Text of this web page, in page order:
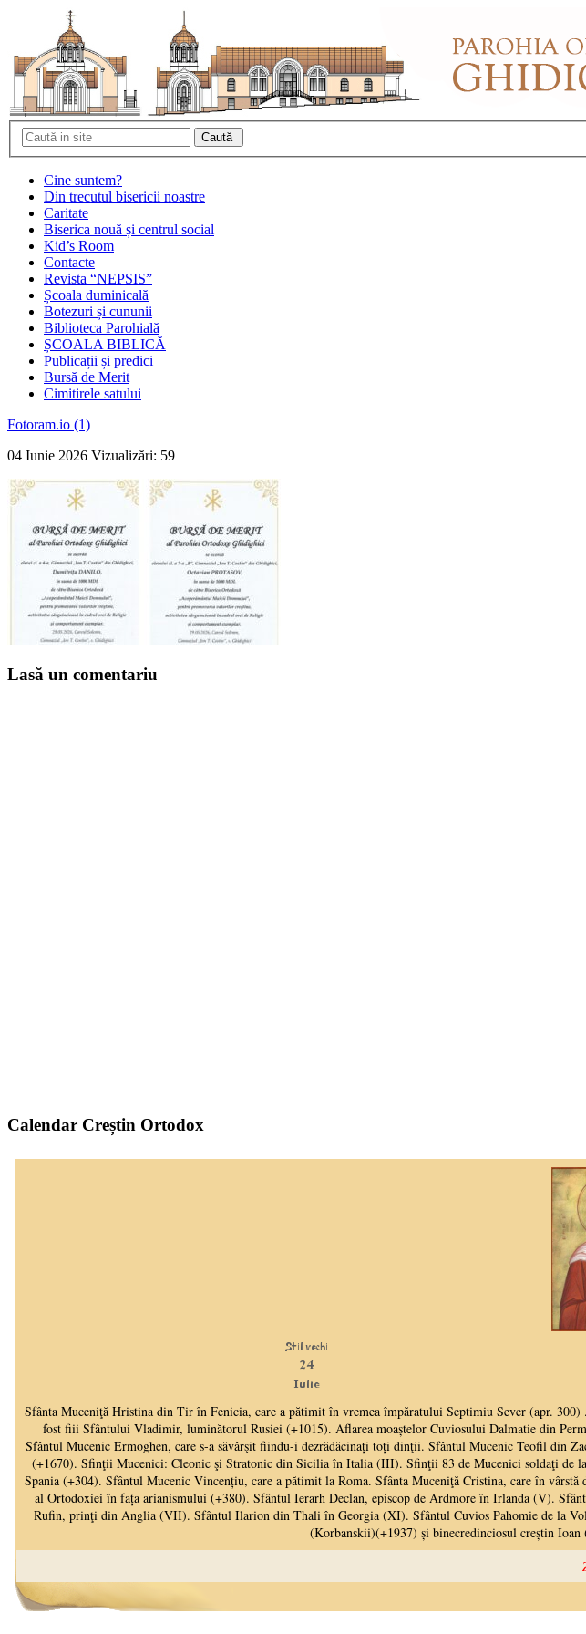
Cine suntem?
Din trecutul bisericii noastre
Caritate
Biserica nouă și centrul social
Kid’s Room
Contacte
Revista “NEPSIS”
Școala duminicală
Botezuri și cununii
Biblioteca Parohială
ȘCOALA BIBLICĂ
Publicații și predici
Bursă de Merit
Cimitirele satului
Fotoram.io (1)
04 Iunie 2026 Vizualizări: 59
Lasă un comentariu
Calendar Creștin Ortodox